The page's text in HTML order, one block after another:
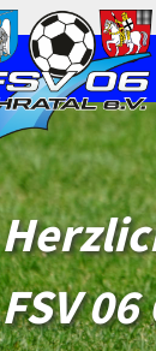
FSV